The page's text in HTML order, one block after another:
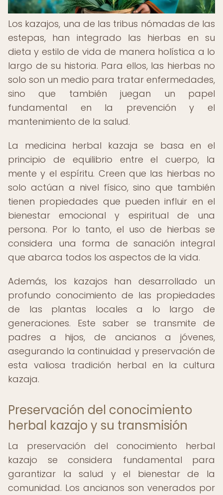
Los kazajos, una de las tribus nómadas de las
estepas, han integrado las hierbas en su
dieta y estilo de vida de manera holística a lo
largo de su historia. Para ellos, las hierbas no
solo son un medio para tratar enfermedades,
sino que también juegan un papel
fundamental en la prevención y el
mantenimiento de la salud.
La medicina herbal kazaja se basa en el
principio de equilibrio entre el cuerpo, la
mente y el espíritu. Creen que las hierbas no
solo actúan a nivel físico, sino que también
tienen propiedades que pueden influir en el
bienestar emocional y espiritual de una
persona. Por lo tanto, el uso de hierbas se
considera una forma de sanación integral
que abarca todos los aspectos de la vida.
Además, los kazajos han desarrollado un
profundo conocimiento de las propiedades
de las plantas locales a lo largo de
generaciones. Este saber se transmite de
padres a hijos, de ancianos a jóvenes,
asegurando la continuidad y preservación de
esta valiosa tradición herbal en la cultura
kazaja.
Preservación del conocimiento
herbal kazajo y su transmisión
La preservación del conocimiento herbal
kazajo se considera fundamental para
garantizar la salud y el bienestar de la
comunidad. Los ancianos son venerados por